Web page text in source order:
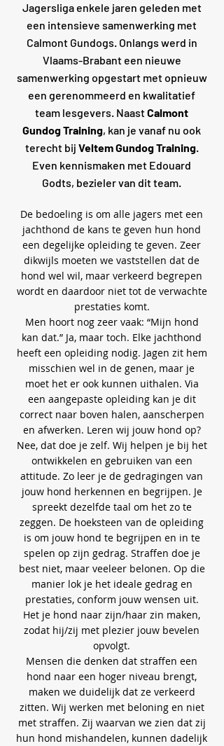
Jagersliga enkele jaren geleden met
een intensieve samenwerking met
Calmont Gundogs. Onlangs werd in
Vlaams-Brabant een nieuwe
samenwerking opgestart met opnieuw
een gerenommeerd en kwalitatief
team lesgevers. NaastCalmont
Gundog Training, kan je vanaf nu ook
terecht bij Veltem Gundog Training.
Even kennismaken met Edouard
Godts, bezieler van dit team.
De bedoeling is om alle jagers met een
jachthond de kans te geven hun hond
een degelijke opleiding te geven. Zeer
dikwijls moeten we vaststellen dat de
hond wel wil, maar verkeerd begrepen
wordt en daardoor niet tot de verwachte
prestaties komt.
Men hoort nog zeer vaak: “Mijn hond
kan dat.” Ja, maar toch. Elke jachthond
heeft een opleiding nodig. Jagen zit hem
misschien wel in de genen, maar je
moet het er ook kunnen uithalen. Via
een aangepaste opleiding kan je dit
correct naar boven halen, aanscherpen
en afwerken. Leren wij jouw hond op?
Nee, dat doe je zelf. Wij helpen je bij het
ontwikkelen en gebruiken van een
attitude. Zo leer je de gedragingen van
jouw hond herkennen en begrijpen. Je
spreekt dezelfde taal om het zo te
zeggen. De hoeksteen van de opleiding
is om jouw hond te begrijpen en in te
spelen op zijn gedrag. Straffen doe je
best niet, maar veeleer belonen. Op die
manier lok je het ideale gedrag en
prestaties, conform jouw wensen uit.
Het je hond naar zijn/haar zin maken,
zodat hij/zij met plezier jouw bevelen
opvolgt.
Mensen die denken dat straffen een
hond naar een hoger niveau brengt,
maken we duidelijk dat ze verkeerd
zitten. Wij werken met beloning en niet
met straffen. Zij waarvan we zien dat zij
hun hond mishandelen, kunnen dadelijk